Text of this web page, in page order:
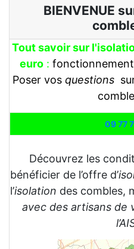
BIENVENUE
Tout savoir sur
euro :
Poser vos questions
09 77
Découvrez les
bénéficier de l’offre d’
l’isolation des combles,
avec des artisans